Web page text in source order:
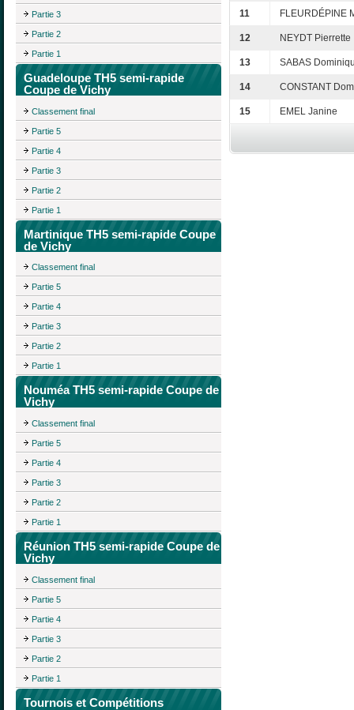
Partie 3
Partie 2
Partie 1
Guadeloupe TH5 semi-rapide
Coupe de Vichy
Classement final
Partie 5
Partie 4
Partie 3
Partie 2
Partie 1
Martinique TH5 semi-rapide Coupe
de Vichy
Classement final
Partie 5
Partie 4
Partie 3
Partie 2
Partie 1
Nouméa TH5 semi-rapide Coupe de
Vichy
Classement final
Partie 5
Partie 4
Partie 3
Partie 2
Partie 1
Réunion TH5 semi-rapide Coupe de
Vichy
Classement final
Partie 5
Partie 4
Partie 3
Partie 2
Partie 1
Tournois et Compétitions
11 FLEURDÉPINE
12 NEYDT Pierrette
13 SABAS
14 CONSTANT
15 EMEL Janine